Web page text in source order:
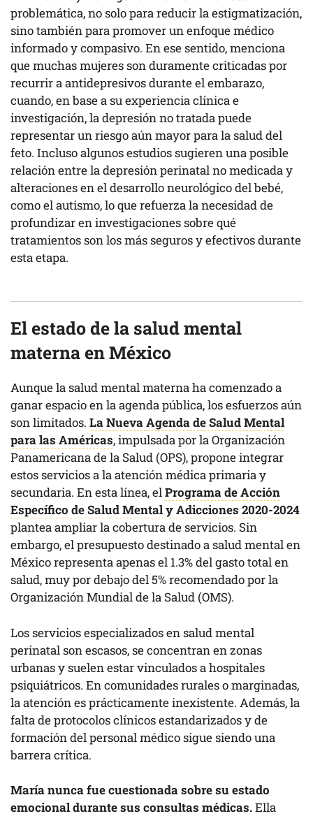
problemática, no solo para reducir la estigmatización,
sino también para promover un enfoque médico
informado y compasivo. En ese sentido, menciona
que muchas mujeres son duramente criticadas por
recurrir a antidepresivos durante el embarazo,
cuando, en base a su experiencia clínica e
investigación, la depresión no tratada puede
representar un riesgo aún mayor para la salud del
feto. Incluso algunos estudios sugieren una posible
relación entre la depresión perinatal no medicada y
alteraciones en el desarrollo neurológico del bebé,
como el autismo, lo que refuerza la necesidad de
profundizar en investigaciones sobre qué
tratamientos son los más seguros y efectivos durante
esta etapa.
El estado de la salud mental
materna en México
Aunque la salud mental materna ha comenzado a
ganar espacio en la agenda pública, los esfuerzos aún
son limitados. La Nueva Agenda de Salud Mental
para las Américas, impulsada por la Organización
Panamericana de la Salud (OPS), propone integrar
estos servicios a la atención médica primaria y
secundaria. En esta línea, elPrograma de Acción
Específico de Salud Mental y Adicciones 2020-2024
plantea ampliar la cobertura de servicios. Sin
embargo, el presupuesto destinado a salud mental en
México representa apenas el 1.3% del gasto total en
salud, muy por debajo del 5% recomendado por la
Organización Mundial de la Salud (OMS).
Los servicios especializados en salud mental
perinatal son escasos, se concentran en zonas
urbanas y suelen estar vinculados a hospitales
psiquiátricos. En comunidades rurales o marginadas,
la atención es prácticamente inexistente. Además, la
falta de protocolos clínicos estandarizados y de
formación del personal médico sigue siendo una
barrera crítica.
María nunca fue cuestionada sobre su estado
emocional durante sus consultas médicas.Ella